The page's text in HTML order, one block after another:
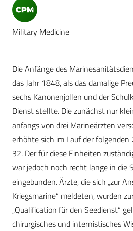
Military Medicine
Die Anfänge des
das Jahr 1848, als das damalige
sechs Kanonenjollen und der
Dienst stellte. Die zunächst nur
anfangs von drei Marineärzten
erhöhte sich im Lauf der folgenden
32. Der für diese Einheiten
war jedoch noch recht lange in die
eingebunden. Ärzte, die sich „zur
Kriegsmarine“ meldeten, wurden
„Qualification für den Seedienst“
chirurgisches und internistisches